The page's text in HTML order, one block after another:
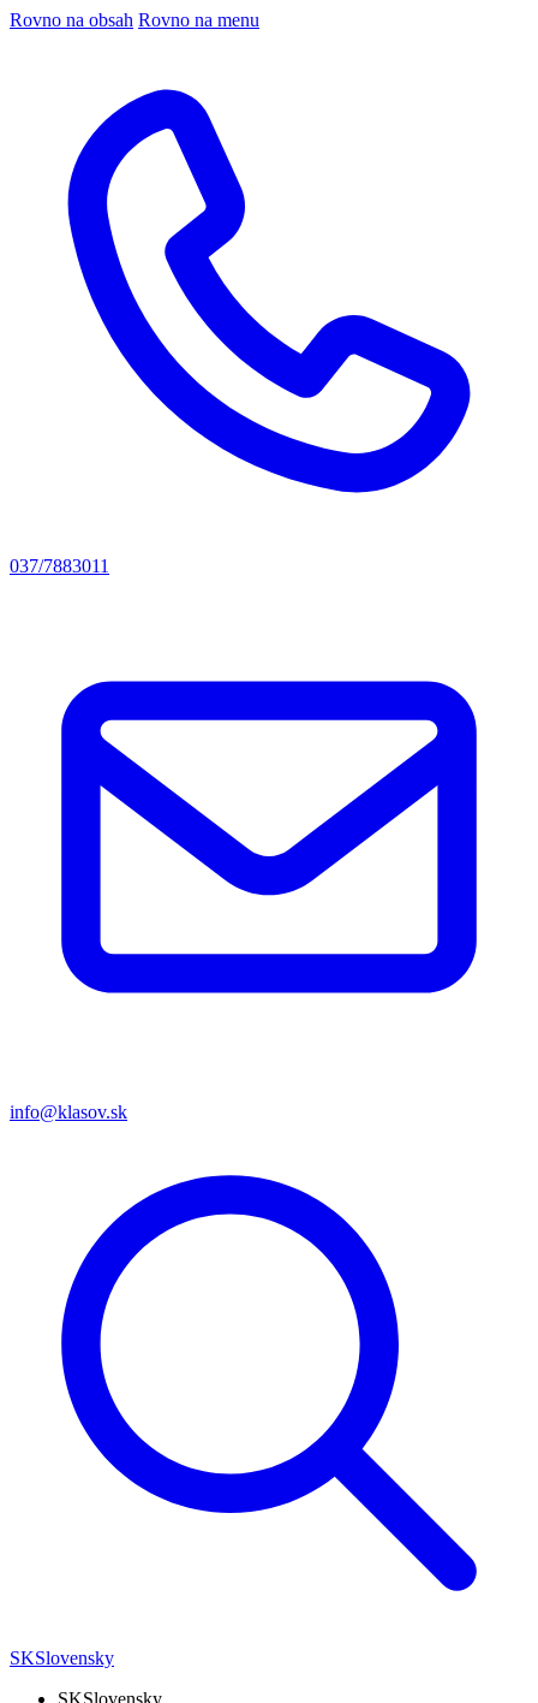
Rovno na obsah Rovno na menu
037/7883011
info@klasov.sk
SKSlovensky
SKSlovensky